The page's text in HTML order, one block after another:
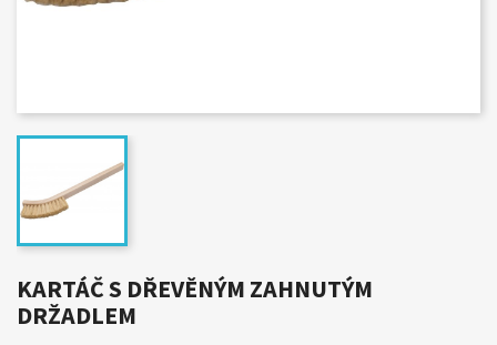
KARTÁČ S DŘEVĚNÝM ZAHNUTÝM
DRŽADLEM